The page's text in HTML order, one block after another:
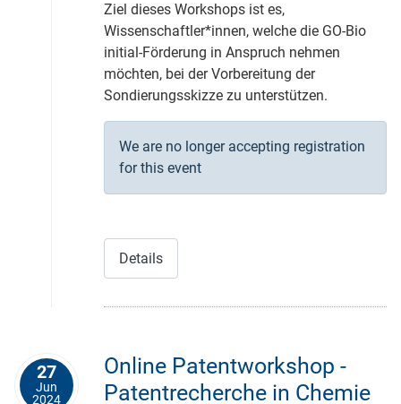
Ziel dieses Workshops ist es,
Wissenschaftler*innen, welche die GO-Bio
initial-Förderung in Anspruch nehmen
möchten, bei der Vorbereitung der
Sondierungsskizze zu unterstützen.
We are no longer accepting registration
for this event
Details
27
Jun
2024
Online Patentworkshop -
Patentrecherche in Chemie